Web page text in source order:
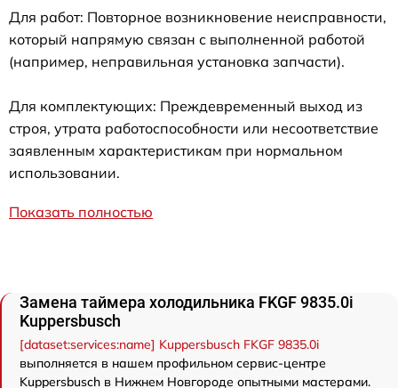
Для работ: Повторное возникновение неисправности,
который напрямую связан с выполненной работой
(например, неправильная установка запчасти).
Для комплектующих: Преждевременный выход из
строя, утрата работоспособности или несоответствие
заявленным характеристикам при нормальном
использовании.
Показать полностью
Замена таймера холодильника FKGF 9835.0i
Kuppersbusch
[dataset:services:name] Kuppersbusch FKGF 9835.0i
выполняется в нашем профильном сервис-центре
Kuppersbusch в Нижнем Новгороде опытными мастерами.